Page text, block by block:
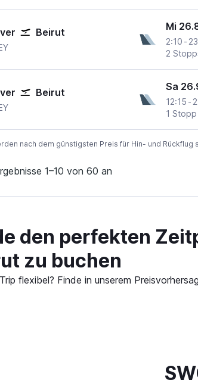
Beirut Mi
2:10 -
2
Beirut Sa
12:15 -
1 Stopp
nach dem günstigsten Preis für Hin- und Rückflug
1–10 von 60 an
den perfekten
zu buchen
flexibel? Finde in unserem